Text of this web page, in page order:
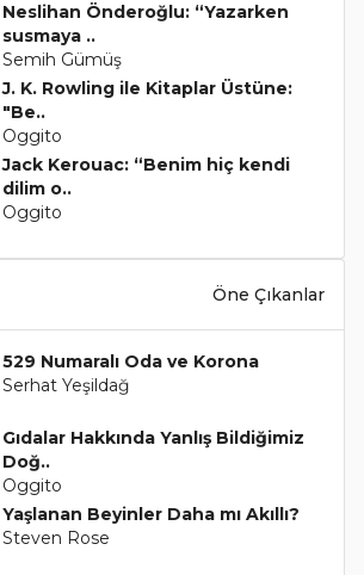
Neslihan Önderoğlu: “Yazarken
susmaya ..
Semih Gümüş
J. K. Rowling ile Kitaplar Üstüne:
"Be..
Oggito
Jack Kerouac: “Benim hiç kendi
dilim o..
Oggito
Öne Çıkanlar
529 Numaralı Oda ve Korona
Serhat Yeşildağ
Gıdalar Hakkında Yanlış Bildiğimiz
Doğ..
Oggito
Yaşlanan Beyinler Daha mı Akıllı?
Steven Rose